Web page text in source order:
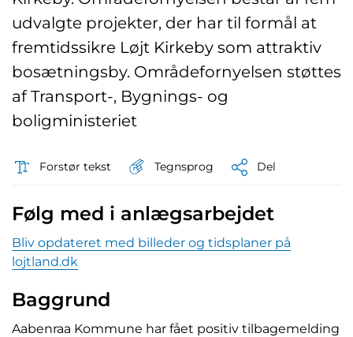
udvalgte projekter, der har til formål at
fremtidssikre Løjt Kirkeby som attraktiv
bosætningsby. Områdefornyelsen støttes
af Transport-, Bygnings- og
boligministeriet
Forstør tekst Tegnsprog Del
Følg med i anlægsarbejdet
Bliv opdateret med billeder og tidsplaner på
lojtland.dk
Baggrund
Aabenraa Kommune har fået positiv tilbagemelding